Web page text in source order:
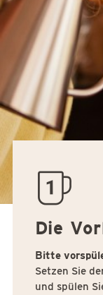
quantity01
Die
Bitte
Setzen Sie
und spülen